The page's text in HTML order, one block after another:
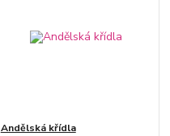
Andělská křídla